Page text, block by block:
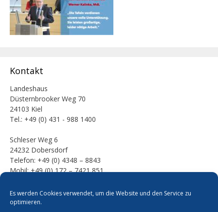
Es werden Cookies verwendet, um die Website und den Service zu
optimieren.
Kontakt
Landeshaus
Düsternbrooker Weg 70
24103 Kiel
Tel.: +49 (0) 431 - 988 1400
Schleser Weg 6
24232 Dobersdorf
Telefon: +49 (0) 4348 – 8843
Mobil: +49 (0) 172 – 7421 851
E-Mail:
mail [at] werner-kalinka [dot] de